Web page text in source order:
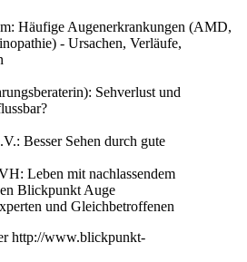
Häufige Augenerkrankungen (AMD,
- Ursachen, Verläufe,
Sehverlust und
Besser Sehen durch gute
Leben mit nachlassendem
Blickpunkt Auge
und Gleichbetroffenen
http://www.blickpunkt-